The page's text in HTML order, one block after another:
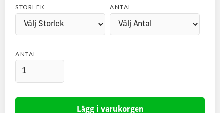
STORLEK ANTAL
ANTAL